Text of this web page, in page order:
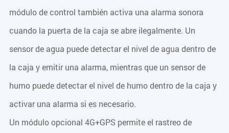
módulo de control también activa una alarma sonora
cuando la puerta de la caja se abre ilegalmente. Un
sensor de agua puede detectar el nivel de agua dentro de
la caja y emitir una alarma, mientras que un sensor de
humo puede detectar el nivel de humo dentro de la caja y
activar una alarma si es necesario.
Un módulo opcional 4G+GPS permite el rastreo de